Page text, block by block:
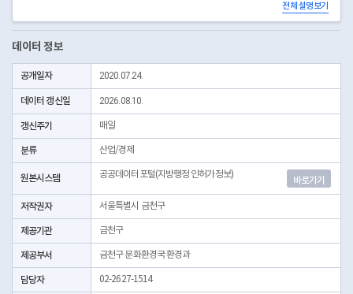
(https://data.seoul.go.kr/dataList/OA-22872/S/1/datasetView.do)전체 설명보기
데이터 정보
공개일자 2020.07.24.
데이터 갱신일 2026.08.10.
갱신주기 매일
분류 산업/경제
원본시스템 공공데이터포털(지방행정 인허가정보)
바로가기
저작권자 서울특별시 금천구
제공기관 금천구
제공부서 금천구 문화환경국 환경과
담당자 02-2627-1514